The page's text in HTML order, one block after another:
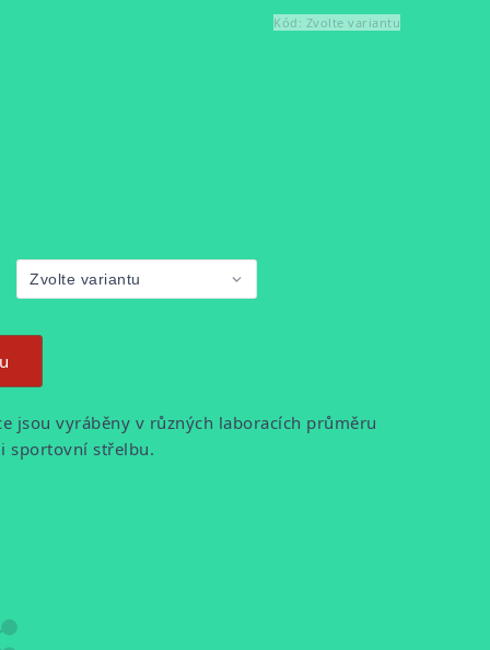
Kód: Zvolte variantu
jsou vyráběny v různých laboracích průměru
sportovní střelbu.